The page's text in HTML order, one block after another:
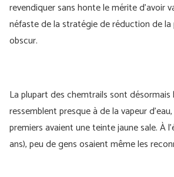
revendiquer sans honte le mérite d'avoir
néfaste de la stratégie de réduction de
obscur.
La plupart des chemtrails sont désormais
ressemblent presque à de la vapeur
premiers avaient une teinte jaune sale. À
ans), peu de gens osaient même les